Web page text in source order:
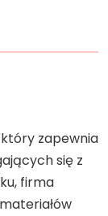
zapewnia
się z
firma